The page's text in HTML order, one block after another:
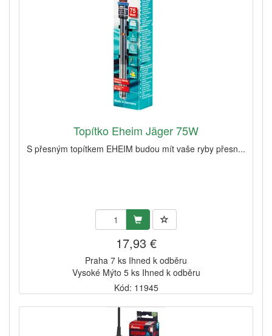
Topítko Eheim Jäger 75W
S přesným topítkem EHEIM budou mít vaše ryby přesn...
17,93 €
Praha 7 ks Ihned k odběru
Vysoké Mýto 5 ks Ihned k odběru
Kód: 11945